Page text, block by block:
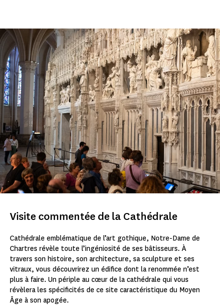
Visite commentée de la Cathédrale
Cathédrale emblématique de l’art gothique, Notre-Dame de
Chartres révèle toute l’ingéniosité de ses bâtisseurs. À
travers son histoire, son architecture, sa sculpture et ses
vitraux, vous découvrirez un édifice dont la renommée n’est
plus à faire. Un périple au cœur de la cathédrale qui vous
révèlera les spécificités de ce site caractéristique du Moyen
Âge à son apogée.